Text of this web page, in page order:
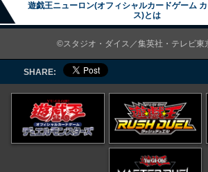
遊戯王ニューロン(オフィシャルカードゲーム
ス)とは
©スタジオ・ダイス／集英社・テレビ東
SHARE: